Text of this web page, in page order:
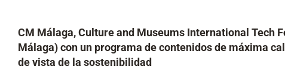
CM Málaga, Culture and Museums International Tech
Málaga) con un programa de contenidos de máxima
de vista de la sostenibilidad